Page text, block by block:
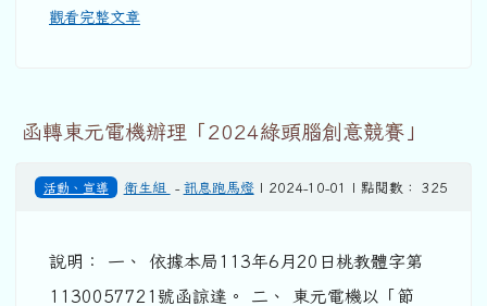
觀看完整文章
函轉東元電機辦理「2024綠頭腦創意競賽」
活動、宣導 衛生組 - 訊息跑馬燈| 2024-10-01 | 點閱數： 325
說明： 一、 依據本局113年6月20日桃教體字第
1130057721號函諒達。 二、 東元電機以「節